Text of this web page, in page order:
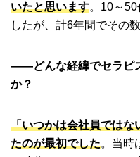
いたと思います。10～
したが、計6年間でその
――どんな経緯でセラピ
か？
「いつかは会社員ではな
たのが最初でした。当時